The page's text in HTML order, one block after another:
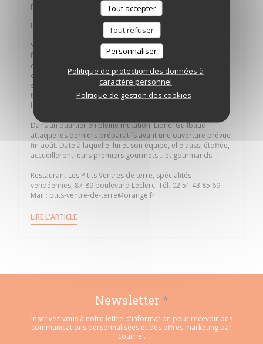
Tout accepter
Tout refuser
Personnaliser
Politique de protection des données à
caractère personnel
Politique de gestion des cookies
pour les enfants, un menu « Harry pot de terre ».
Une table conviviale, familiale
Sa nouvelle table ? Lionel Guilbaud la veut « conviviale,
familiale et généreuse ». À l'image de cette table
campagnarde, où seize convives peuvent tenir. Dans un
décor chaleureux, où les enduits Argilus « made in Chaillé-
sous-les-Ormeaux » donnent du relief aux briquettes en
terre cuite « made in Aizenay », le chef vous racontera
l'histoire de ses plats qu'il a mitonnés avec passion.
Dans un quartier en pleine mutation, Lionel Guilbaud
attaque les derniers préparatifs avant une ouverture prévue
fin août. Date à laquelle, lui et son équipe, elle aussi étoffée,
accueilleront leurs premiers gourmets... et gourmands.
Restaurant Les P'tits Ventres de terre, spécialités
vendéennes, 87-89 boulevard Leclerc. Tél. 02.51.43.85.69
Mail : ptits-ventre-de-terre@orange.fr
LIRE L'ARTICLE((OUVRE UNE NOUVELLE FENÊTRE))
Newsletter *
Inscrivez-vous à notre lettre d'information pour recevoir des
communications personnalisées et des offres marketing par
courriel.